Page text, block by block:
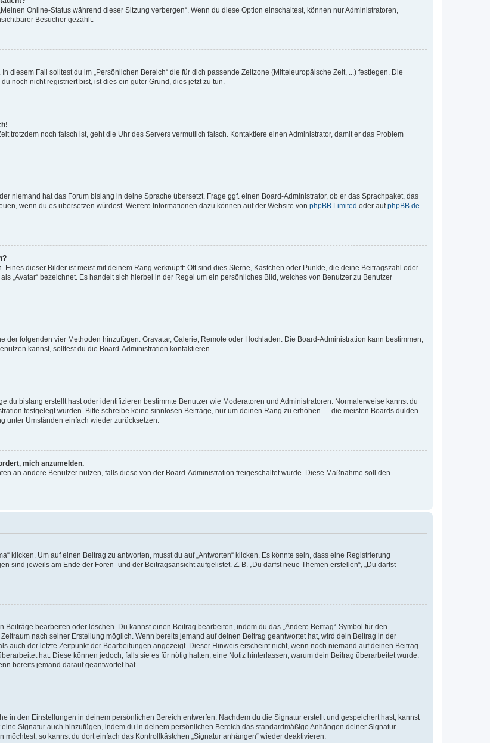
Online-Status während dieser Sitzung verbergen“. Wenn du diese Option einschaltest, können nur Administratoren,
Besucher gezählt.
diesem Fall solltest du im „Persönlichen Bereich“ die für dich passende Zeitzone (Mitteleuropäische Zeit, ...) festlegen. Die
noch nicht registriert bist, ist dies ein guter Grund, dies jetzt zu tun.
trotzdem noch falsch ist, geht die Uhr des Servers vermutlich falsch. Kontaktiere einen Administrator, damit er das Problem
niemand hat das Forum bislang in deine Sprache übersetzt. Frage ggf. einen Board-Administrator, ob er das Sprachpaket, das
wenn du es übersetzen würdest. Weitere Informationen dazu können auf der Website von phpBB Limited oder aufphpBB.de
dieser Bilder ist meist mit deinem Rang verknüpft: Oft sind dies Sterne, Kästchen oder Punkte, die deine Beitragszahl oder
„Avatar“ bezeichnet. Es handelt sich hierbei in der Regel um ein persönliches Bild, welches von Benutzer zu Benutzer
der folgenden vier Methoden hinzufügen: Gravatar, Galerie, Remote oder Hochladen. Die Board-Administration kann bestimmen,
kannst, solltest du die Board-Administration kontaktieren.
du bislang erstellt hast oder identifizieren bestimmte Benutzer wie Moderatoren und Administratoren. Normalerweise kannst du
festgelegt wurden. Bitte schreibe keine sinnlosen Beiträge, nur um deinen Rang zu erhöhen — die meisten Boards dulden
unter Umständen einfach wieder zurücksetzen.
mich anzumelden.
an andere Benutzer nutzen, falls diese von der Board-Administration freigeschaltet wurde. Diese Maßnahme soll den
klicken. Um auf einen Beitrag zu antworten, musst du auf „Antworten“ klicken. Es könnte sein, dass eine Registrierung
sind jeweils am Ende der Foren- und der Beitragsansicht aufgelistet. Z. B. „Du darfst neue Themen erstellen“, „Du darfst
bearbeiten oder löschen. Du kannst einen Beitrag bearbeiten, indem du das „Ändere Beitrag“-Symbol für den
nach seiner Erstellung möglich. Wenn bereits jemand auf deinen Beitrag geantwortet hat, wird dein Beitrag in der
auch der letzte Zeitpunkt der Bearbeitungen angezeigt. Dieser Hinweis erscheint nicht, wenn noch niemand auf deinen Beitrag
hat. Diese können jedoch, falls sie es für nötig halten, eine Notiz hinterlassen, warum dein Beitrag überarbeitet wurde.
bereits jemand darauf geantwortet hat.
in den Einstellungen in deinem persönlichen Bereich entwerfen. Nachdem du die Signatur erstellt und gespeichert hast, kannst
Signatur auch hinzufügen, indem du in deinem persönlichen Bereich das standardmäßige Anhängen deiner Signatur
so kannst du dort einfach das Kontrollkästchen „Signatur anhängen“ wieder deaktivieren.